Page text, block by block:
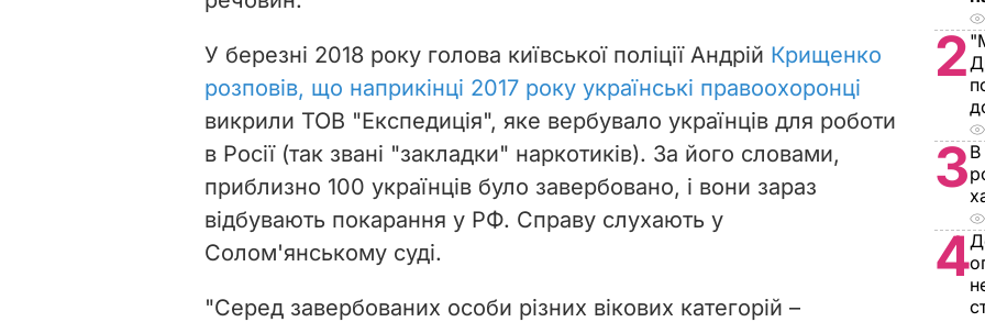
У березні 2018 року голова київської поліції Андрій Крищенко
розповів, що наприкінці 2017 року українські правоохоронці
викрили ТОВ "Експедиція", яке вербувало українців для роботи
в Росії (так звані "закладки" наркотиків). За його словами,
приблизно 100 українців було завербовано, і вони зараз
відбувають покарання у РФ. Справу слухають у
Солом'янському суді.
"Серед завербованих особи різних вікових категорій –
2
3В
4